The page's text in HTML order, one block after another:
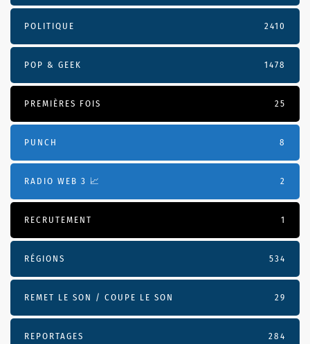
POLITIQUE 2410
POP & GEEK 1478
PREMIÈRES FOIS 25
PUNCH 8
RADIO WEB 3 📈 2
RECRUTEMENT 1
RÉGIONS 534
REMET LE SON / COUPE LE SON 29
REPORTAGES 284